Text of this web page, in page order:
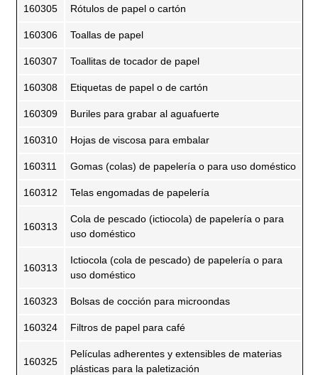
160305 Rótulos de papel o cartón
160306 Toallas de papel
160307 Toallitas de tocador de papel
160308 Etiquetas de papel o de cartón
160309 Buriles para grabar al aguafuerte
160310 Hojas de viscosa para embalar
160311 Gomas (colas) de papelería o para uso doméstico
160312 Telas engomadas de papelería
160313
Cola de pescado (ictiocola) de papelería o para
uso doméstico
160313
Ictiocola (cola de pescado) de papelería o para
uso doméstico
160323 Bolsas de cocción para microondas
160324 Filtros de papel para café
160325
Películas adherentes y extensibles de materias
plásticas para la paletización